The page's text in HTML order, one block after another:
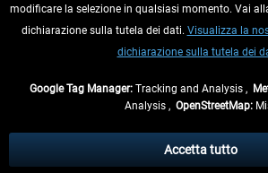
RECEDERE DAL CONTRATTO
INFORMAZIONI
eventualmente le spese di spedizione, se non
** Riguarda le spedizioni al di fuori della Germania,
modificare la selezione in qualsiasi momento. Vai
dichiarazione sulla tutela dei dati. Visualizza la
dichiarazione sulla tutela dei
Google Tag Manager: Tracking and Analysis ,
Analysis , OpenStreetMap:
Accetta tutto